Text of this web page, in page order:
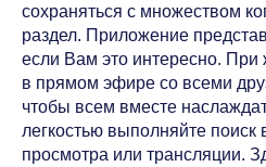
сохраняться с множеством
раздел. Приложение
если Вам это интересно. При
в прямом эфире со всеми
чтобы всем вместе
легкостью выполняйте
просмотра или трансляции.